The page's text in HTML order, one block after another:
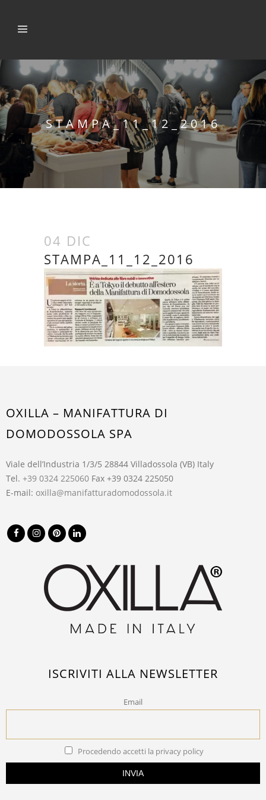
STAMPA_11_12_2016
04 DIC
STAMPA_11_12_2016
OXILLA – MANIFATTURA DI
DOMODOSSOLA SPA
Viale dell’Industria 1/3/5 28844 Villadossola (VB) Italy
Tel. +39 0324 225060 Fax +39 0324 225050
E-mail: oxilla@manifatturadomodossola.it
ISCRIVITI ALLA NEWSLETTER
Email
Procedendo accetti la privacy policy